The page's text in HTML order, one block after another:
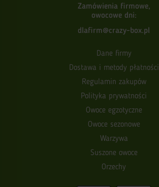
Zamówienia firmowe,
owocowe dni:
dlafirm@crazy-box.pl
Dane firmy
Dostawa i metody płatności
Regulamin zakupów
Polityka prywatności
Owoce egzotyczne
Owoce sezonowe
Warzywa
Suszone owoce
Orzechy